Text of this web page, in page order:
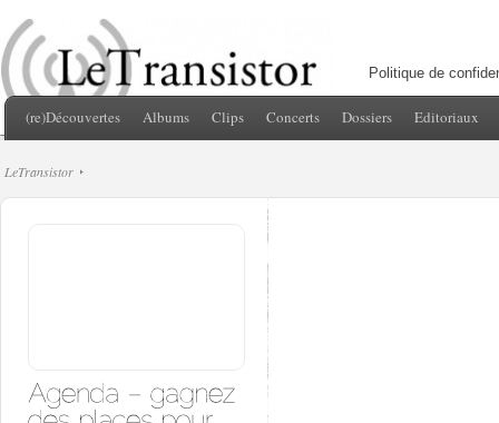
Politique de
(re)Découvertes Albums Clips Concerts Dossiers Editoriaux
LeTransistor